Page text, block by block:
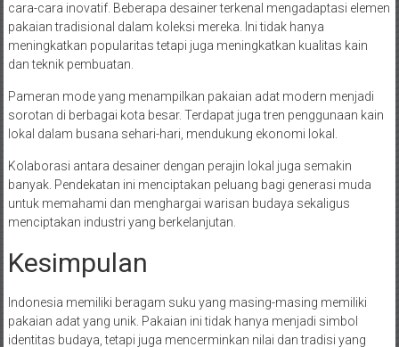
cara-cara inovatif. Beberapa desainer terkenal mengadaptasi elemen
pakaian tradisional dalam koleksi mereka. Ini tidak hanya
meningkatkan popularitas tetapi juga meningkatkan kualitas kain
dan teknik pembuatan.
Pameran mode yang menampilkan pakaian adat modern menjadi
sorotan di berbagai kota besar. Terdapat juga tren penggunaan kain
lokal dalam busana sehari-hari, mendukung ekonomi lokal.
Kolaborasi antara desainer dengan perajin lokal juga semakin
banyak. Pendekatan ini menciptakan peluang bagi generasi muda
untuk memahami dan menghargai warisan budaya sekaligus
menciptakan industri yang berkelanjutan.
Kesimpulan
Indonesia memiliki beragam suku yang masing-masing memiliki
pakaian adat yang unik. Pakaian ini tidak hanya menjadi simbol
identitas budaya, tetapi juga mencerminkan nilai dan tradisi yang